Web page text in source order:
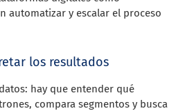
automatizar y escalar el proceso
los resultados
hay que entender qué
compara segmentos y busca